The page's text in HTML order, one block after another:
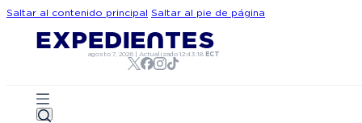
Saltar al contenido principal Saltar al pie de página
agosto 7, 2026| Actualizado 12:43:18 ECT